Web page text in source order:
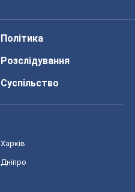
Політика
Розслідування
Суспільство
Харків
Дніпро